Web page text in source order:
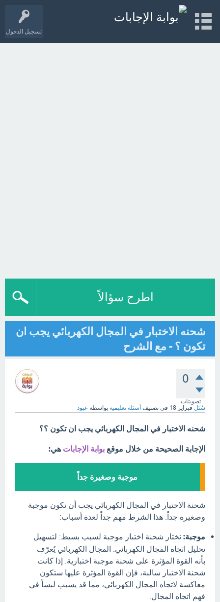
تسجيل الدخول
اطرح سؤالاً
شحنه الاختبار في المجال الكهربائي يجب ان
تكون ؟ - مع الشرح
0
تصويتات
سُئل فبراير 18 في تصنيف أسئلة تعليمية بواسطة عبود
شحنه الاختبار في المجال الكهربائي يجب ان تكون ؟؟
الإجابة الصحيحة من خلال موقع بوابة الإجابات هي:
موجبة وصغيرة جداً
شحنة الاختبار في المجال الكهربائي يجب أن تكون موجبة
وصغيرة جداً. هذا الشرط مهم جداً لعدة أسباب:
موجبة: نختار شحنة اختبار موجبة لسبب بسيط: لتسهيل
تحليل اتجاه المجال الكهربائي. المجال الكهربائي يُعرّف
بأنه القوة المؤثرة على شحنة موجبة اختبارية. إذا كانت
شحنة الاختبار سالبة، فإن القوة المؤثرة عليها ستكون
معاكسة لاتجاه المجال الكهربائي، مما قد يسبب لبساً في
فهم اتجاه المجال.